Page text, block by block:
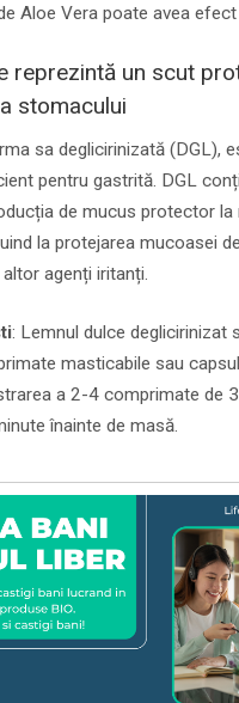
Aloe Vera poate avea efect
reprezintă un scut
stomacului
sa deglicirinizată (DGL),
pentru gastrită. DGL
de mucus protector la
la protejarea mucoasei
agenți iritanți.
: Lemnul dulce deglicirinizat
masticabile sau
a 2-4 comprimate de
înainte de masă.